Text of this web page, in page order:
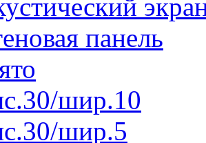
панель
шир.10
шир.5